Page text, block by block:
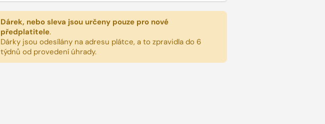
Dárek, nebo sleva jsou určeny pouze pro nové
předplatitele.
Dárky jsou odesílány na adresu plátce, a to zpravidla do 6
týdnů od provedení úhrady.